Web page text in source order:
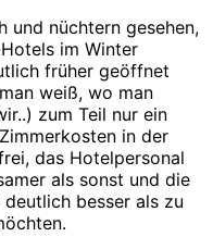
und nüchtern gesehen,
im Winter
früher geöffnet
weiß, wo man
zum Teil nur ein
in der
das Hotelpersonal
als sonst und die
besser als zu